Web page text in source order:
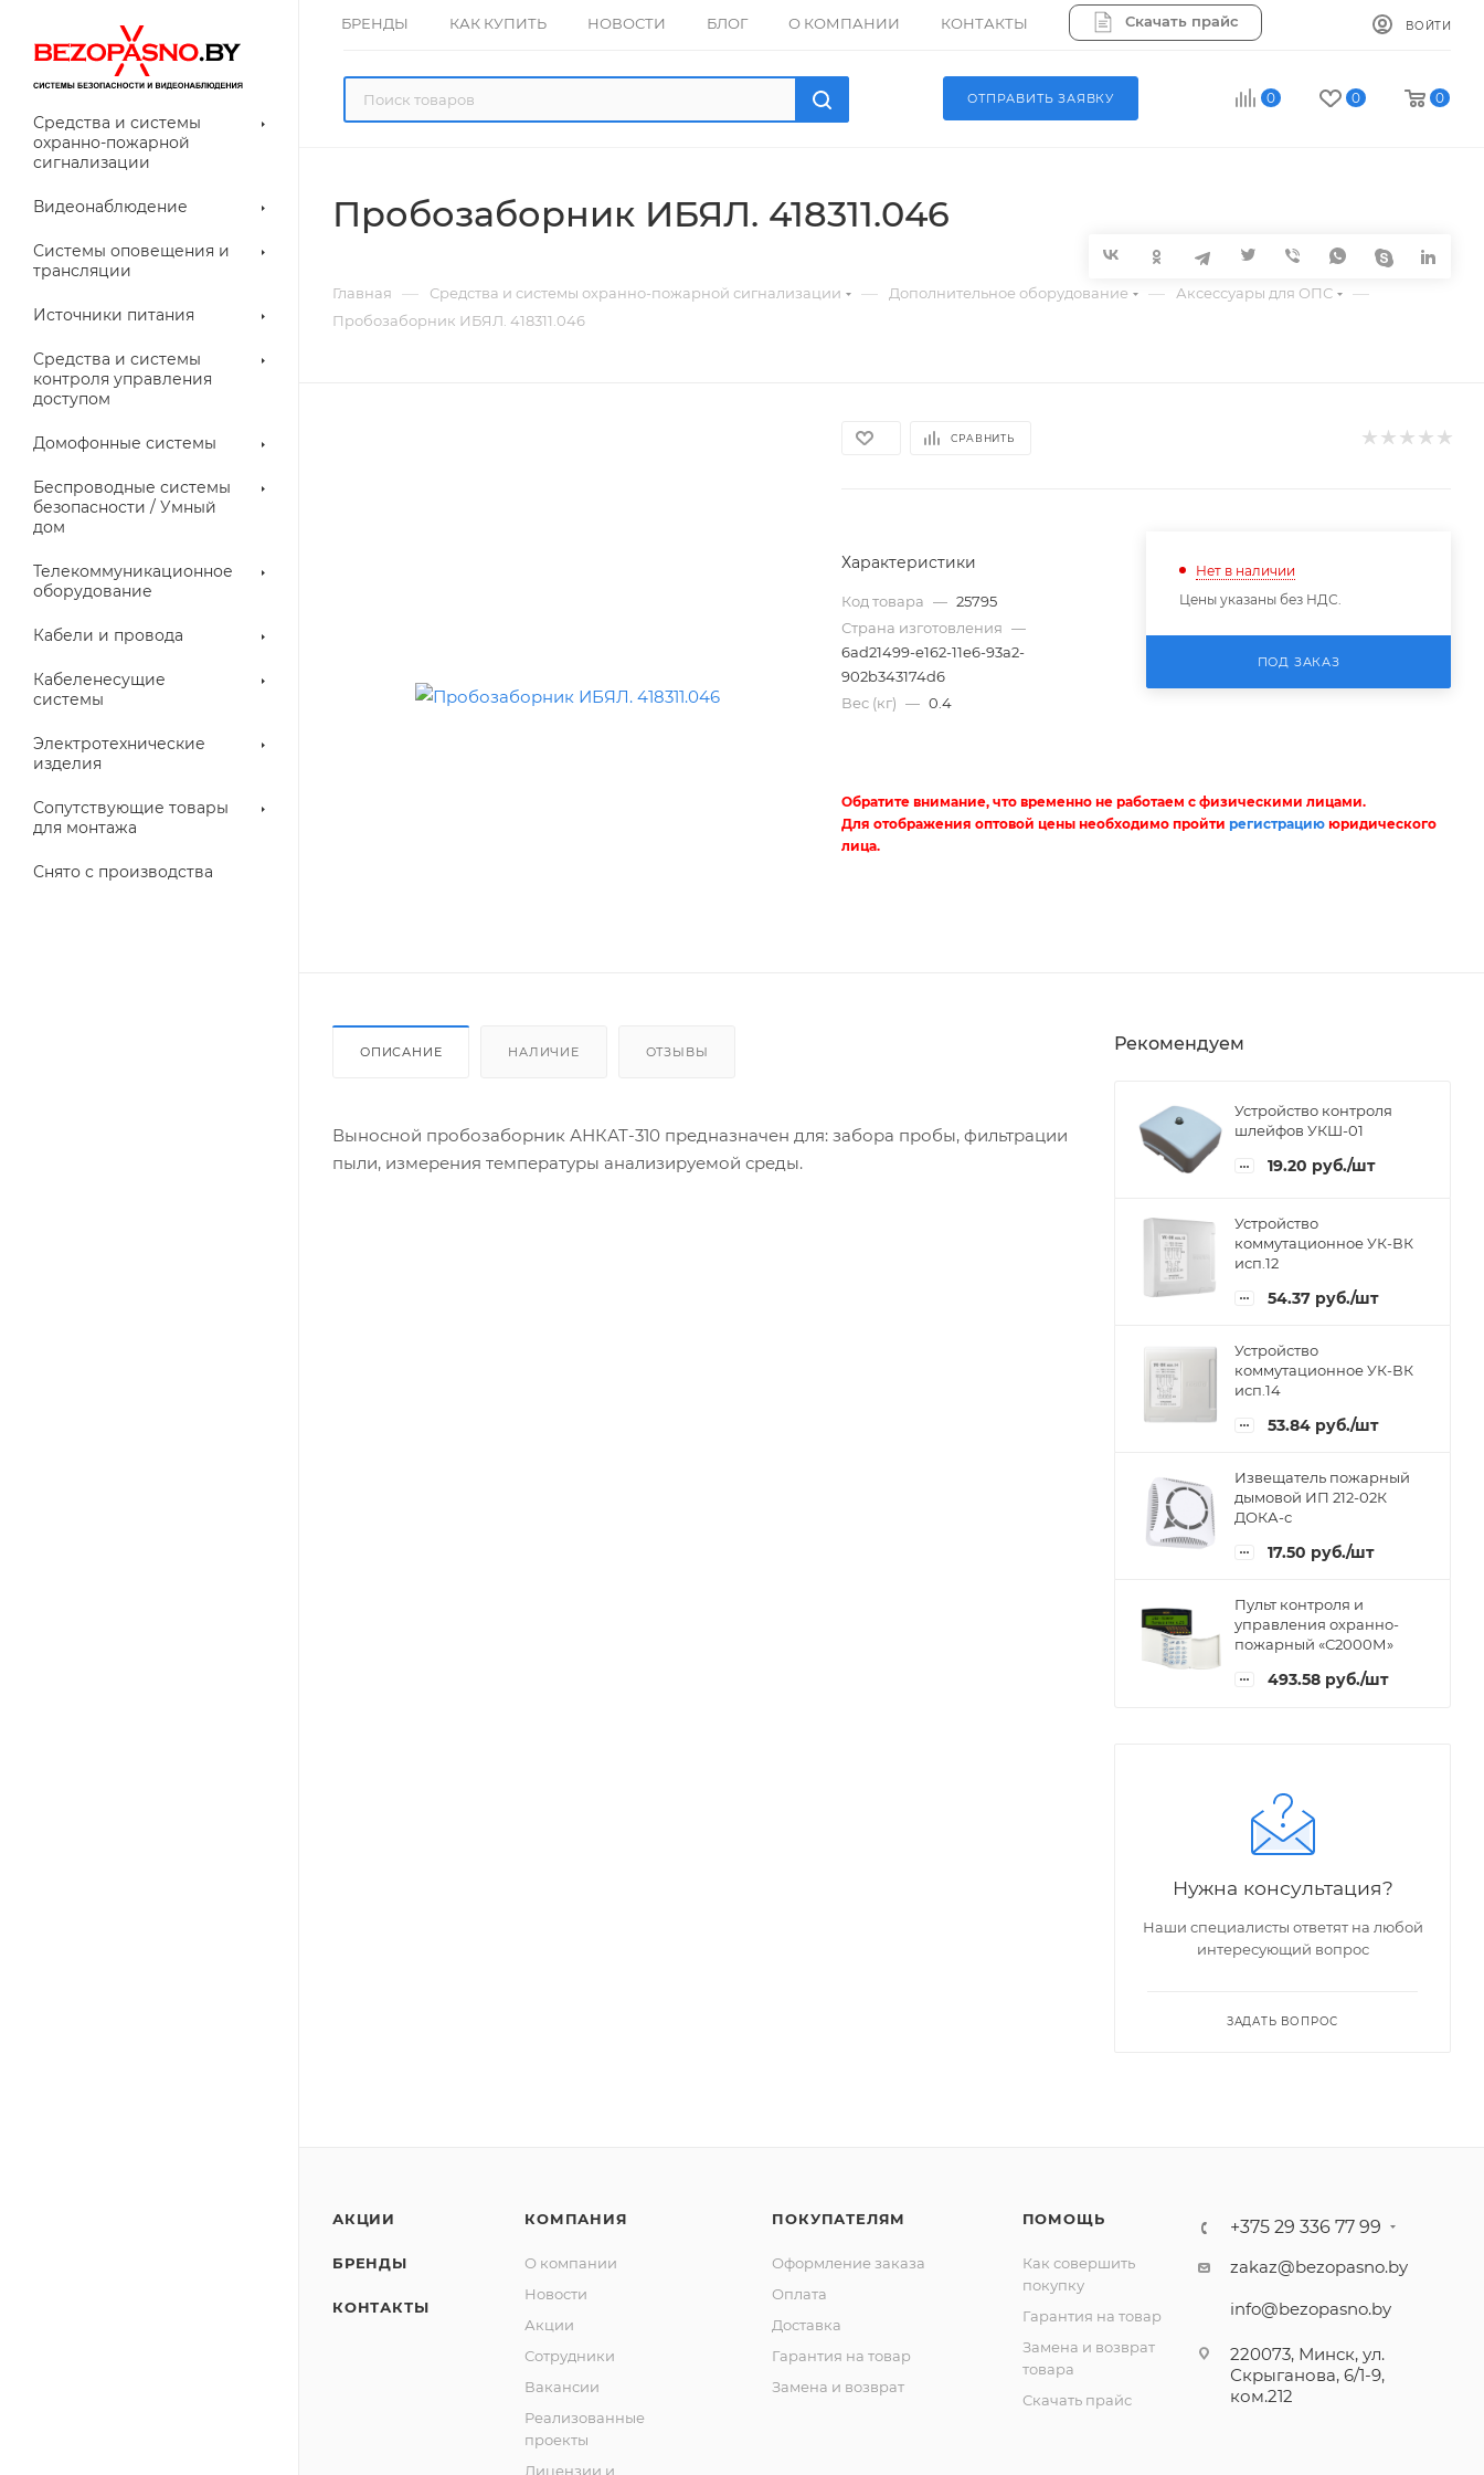
БРЕНДЫ КАК КУПИТЬ НОВОСТИ БЛОГ О КОМПАНИИ КОНТАКТЫ Скачать прайс ВОЙТИ
0 0 0
ОТПРАВИТЬ ЗАЯВКУ
Средства и системы
охранно-пожарной
сигнализации
Видеонаблюдение
для
Системы оповещения и
трансляции
указатели (табло)
Источники питания
Средства и системы
контроля управления
доступом
Домофонные системы
Беспроводные системы
безопасности / Умный
дом
Телекоммуникационное
оборудование
Кабели и провода
Кабеленесущие
системы
Электротехнические
изделия
Сопутствующие товары
для монтажа
Снято с производства
Пробозаборник ИБЯЛ. 418311.046
Главная — Средства и системы охранно-пожарной сигнализации — Дополнительное оборудование — Аксессуары для ОПС —
Пробозаборник ИБЯЛ. 418311.046
СРАВНИТЬ
Характеристики
Код товара — 25795
Страна изготовления —
6ad21499-e162-11e6-93a2-
902b343174d6
Вес (кг) — 0.4
Нет в наличии
Цены указаны без НДС.
ПОД ЗАКАЗ
Обратите внимание, что временно не работаем с физическими лицами.
Для отображения оптовой цены необходимо пройтирегистрацию юридического
лица.
ОПИСАНИЕ НАЛИЧИЕ ОТЗЫВЫ
Выносной пробозаборник АНКАТ-310 предназначен для: забора пробы, фильтрации
пыли, измерения температуры анализируемой среды.
Рекомендуем
Устройство контроля
шлейфов УКШ-01
19.20 руб./шт
Устройство
коммутационное УК-ВК
исп.12
54.37 руб./шт
Устройство
коммутационное УК-ВК
исп.14
53.84 руб./шт
Извещатель пожарный
дымовой ИП 212-02К
ДОКА-с
17.50 руб./шт
Пульт контроля и
управления охранно-
пожарный «С2000М»
493.58 руб./шт
Нужна консультация?
Наши специалисты ответят на любой
интересующий вопрос
ЗАДАТЬ ВОПРОС
АКЦИИ
БРЕНДЫ
КОНТАКТЫ
КОМПАНИЯ
О компании
Новости
Акции
Сотрудники
Вакансии
Реализованные
проекты
Лицензии и
ПОКУПАТЕЛЯМ
Оформление заказа
Оплата
Доставка
Гарантия на товар
Замена и возврат
ПОМОЩЬ
Как совершить
покупку
Гарантия на товар
Замена и возврат
товара
Скачать прайс
+375 29 336 77 99
zakaz@bezopasno.by
info@bezopasno.by
220073, Минск, ул.
Скрыганова, 6/1-9,
ком.212